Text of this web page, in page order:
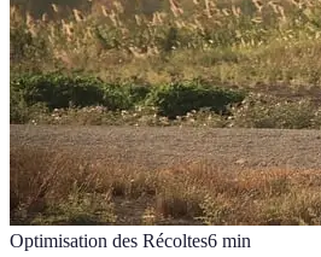
Optimisation des Récoltes6 min